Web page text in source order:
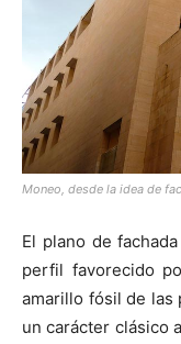
Moneo, desde la idea de
El plano de
perfil favorecido
amarillo fósil de las
un carácter clásico